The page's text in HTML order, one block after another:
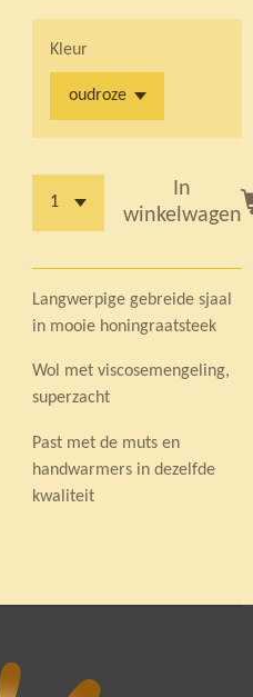
Kleur
In
winkelwagen
Langwerpige gebreide sjaal
in mooie honingraatsteek
Wol met viscosemengeling,
superzacht
Past met de muts en
handwarmers in dezelfde
kwaliteit